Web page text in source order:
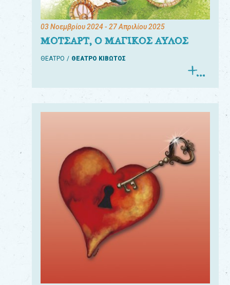
03 Νοεμβρίου 2024- 27 Απριλίου 2025
ΜΟΤΣΑΡΤ, Ο ΜΑΓΙΚΟΣ ΑΥΛΟΣ
ΘΕΑΤΡΟ ΘΕΑΤΡΟ ΚΙΒΩΤΟΣ